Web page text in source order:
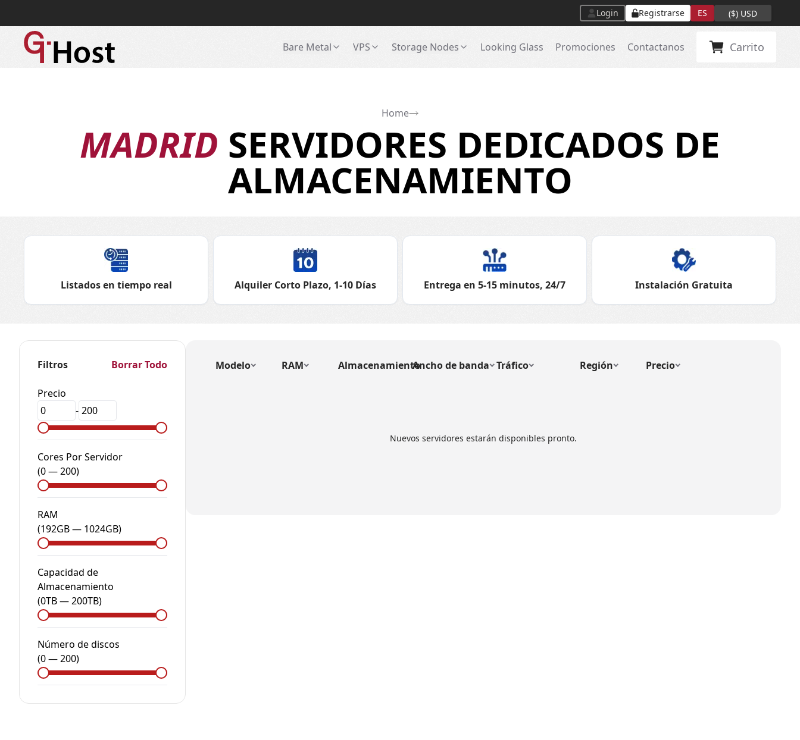
Login Registrarse ES ($) USD
Bare Metal VPS Storage Nodes Looking Glass Promociones Contactanos Carrito
Home
MADRID SERVIDORES DEDICADOS DE
ALMACENAMIENTO
Listados en tiempo real Alquiler Corto Plazo, 1-10 Días Entrega en 5-15 minutos, 24/7 Instalación Gratuita
Filtros Borrar Todo
Precio
-
Cores Por Servidor
(0—200)
RAM
(192GB— 1024GB)
Capacidad de
Almacenamiento
(0TB—200TB)
Número de discos
(0—200)
Modelo RAM AlmacenamientoAncho de banda Tráfico Región Precio
Nuevos servidores estarán disponibles pronto.